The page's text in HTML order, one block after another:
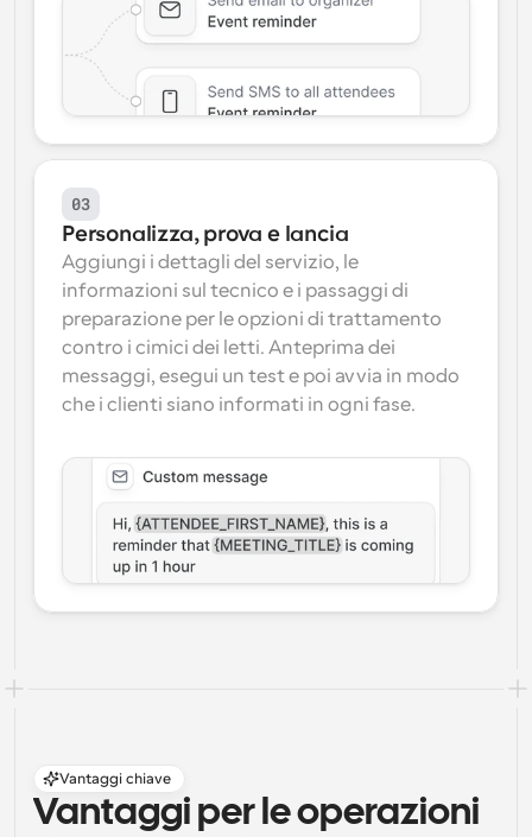
03
Personalizza, prova e lancia
Aggiungi i dettagli del servizio, le
informazioni sul tecnico e i passaggi di
preparazione per le opzioni di trattamento
contro i cimici dei letti. Anteprima dei
messaggi, esegui un test e poi avvia in modo
che i clienti siano informati in ogni fase.
Vantaggi chiave
Vantaggi per le operazioni